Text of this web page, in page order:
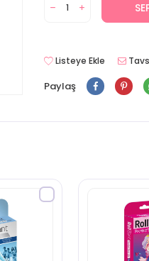
Listeye Ekle
Paylaş